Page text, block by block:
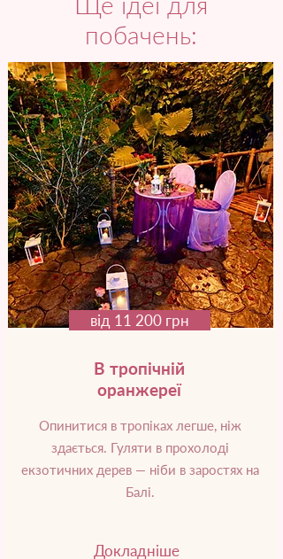
побачень:
від 11 200 грн
В тропічній
оранжереї
Опинитися в тропіках легше, ніж
здається. Гуляти в прохолоді
екзотичних дерев — ніби в заростях на
Балі.
Докладніше